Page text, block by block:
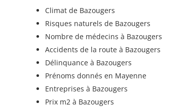
Climat de Bazougers
Risques naturels de Bazougers
Nombre de médecins à Bazougers
Accidents de la route à Bazougers
Délinquance à Bazougers
Prénoms donnés en Mayenne
Entreprises à Bazougers
Prix m2 à Bazougers